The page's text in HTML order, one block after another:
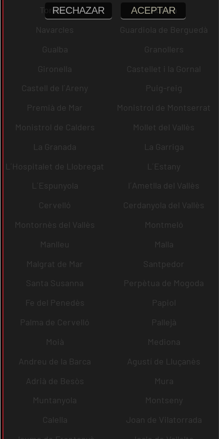
Tordera
Abrera
Navarcles
Guardiola de Berguedà
Gualba
Granollers
Gironella
Castellet i la Gornal
Castell de l´Areny
Puig-reig
Premià de Mar
Monistrol de Montserrat
Monistrol de Calders
Mollet del Vallès
La Granada
La Garriga
L´Hospitalet de Llobregat
L´Estany
L´Espunyola
l´Ametlla del Vallès
Cervelló
Cerdanyola del Vallès
Montornès del Vallès
Montmeló
Manlleu
Malla
Malgrat de Mar
Santpedor
Santa Susanna
Perpètua de Mogoda
Fe del Penedès
Papiol
Palma de Cervelló
Pallejà
Moià
Mediona
Andreu de la Barca
Agustí de Lluçanès
Adrià de Besòs
Mura
Muntanyola
Montseny
Calella
Joan de Vilatorrada
RECHAZAR ACEPTAR